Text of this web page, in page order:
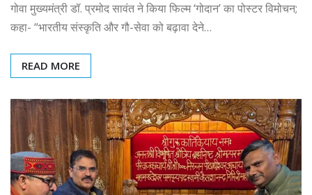
गोवा मुख्यमंत्री डॉ. प्रमोद सावंत ने किया फिल्म ‘गोदान’ का पोस्टर विमोचन;
कहा- “भारतीय संस्कृति और गौ-सेवा को बढ़ावा देने…
READ MORE